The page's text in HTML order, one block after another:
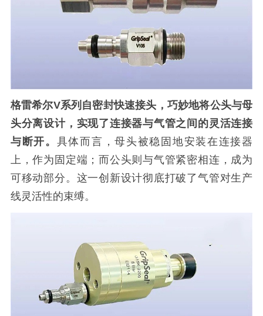
格雷希尔V系列自密封快速接头，巧妙地将公头与母
头分离设计，实现了连接器与气管之间的灵活连接
与断开。 具体而言，母头被稳固地安装在连接器
上，作为固定端；而公头则与气管紧密相连，成为
可移动部分。这一创新设计彻底打破了气管对生产
线灵活性的束缚。